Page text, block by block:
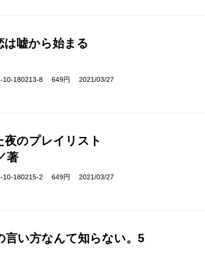
は嘘から始まる
10-180213-8 649円 2021/03/27
夜のプレイリスト
著
10-180215-2 649円 2021/03/27
言い方なんて知らない。5